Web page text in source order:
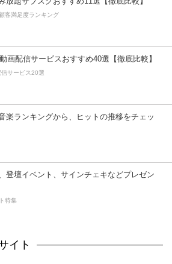
客満足度ランキング
画配信サービスおすすめ40選【徹底比較】
サービス20選
楽ランキングから、ヒットの推移をチェッ
登壇イベント、サインチェキなどプレゼン
特集
イト